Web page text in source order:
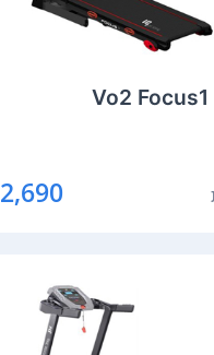
2,690 ₪